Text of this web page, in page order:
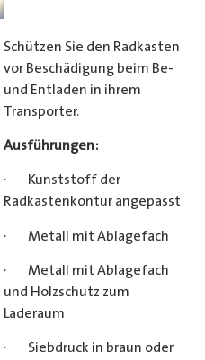
Schützen Sie den Radkasten
vor Beschädigung beim Be-
und Entladen in ihrem
Transporter.
Ausführungen:
· Kunststoff der
Radkastenkontur angepasst
· Metall mit Ablagefach
· Metall mit Ablagefach
und Holzschutz zum
Laderaum
· Siebdruck in braun oder